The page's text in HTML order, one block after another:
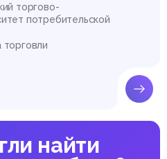
торгово-
потребительской
найти